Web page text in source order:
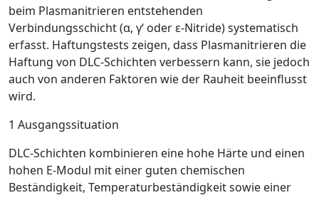
beim Plasmanitrieren entstehenden
Verbindungsschicht (α, γ‘ oderε-Nitride) systematisch
erfasst. Haftungstests zeigen, dass Plasmanitrieren die
Haftung von DLC-Schichten verbessern kann, sie jedoch
auch von anderen Faktoren wie der Rauheit beeinflusst
wird.
1 Ausgangssituation
DLC-Schichten kombinieren eine hohe Härte und einen
hohen E-Modul mit einer guten chemischen
Beständigkeit, Temperaturbeständigkeit sowie einer